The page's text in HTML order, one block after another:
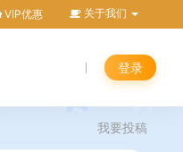
VIP优惠 关于我们
登录
我要投稿